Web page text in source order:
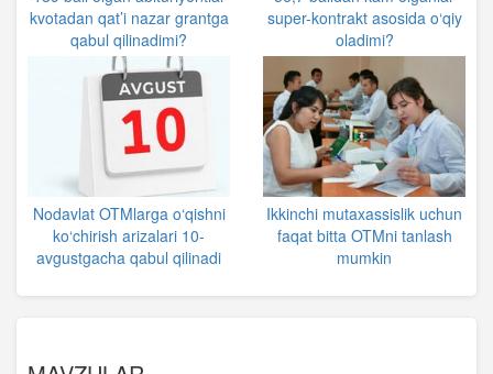
kvotadan qat’i nazar grantga
qabul qilinadimi?
super-kontrakt asosida o‘qiy
oladimi?
Nodavlat OTMlarga o‘qishni
ko‘chirish arizalari 10-
avgustgacha qabul qilinadi
Ikkinchi mutaxassislik uchun
faqat bitta OTMni tanlash
mumkin